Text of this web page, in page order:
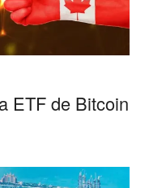
ETF de Bitcoin